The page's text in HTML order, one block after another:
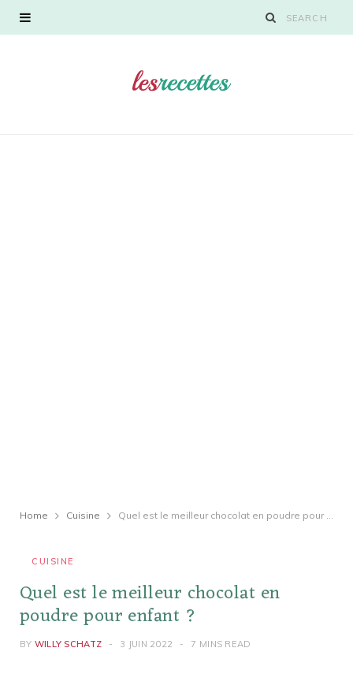
Home Cuisine Quel est le meilleur chocolat en poudre pour enfant ?
CUISINE
Quel est le meilleur chocolat en
poudre pour enfant ?
BY WILLY SCHATZ 3 JUIN 2022 7 MINS READ